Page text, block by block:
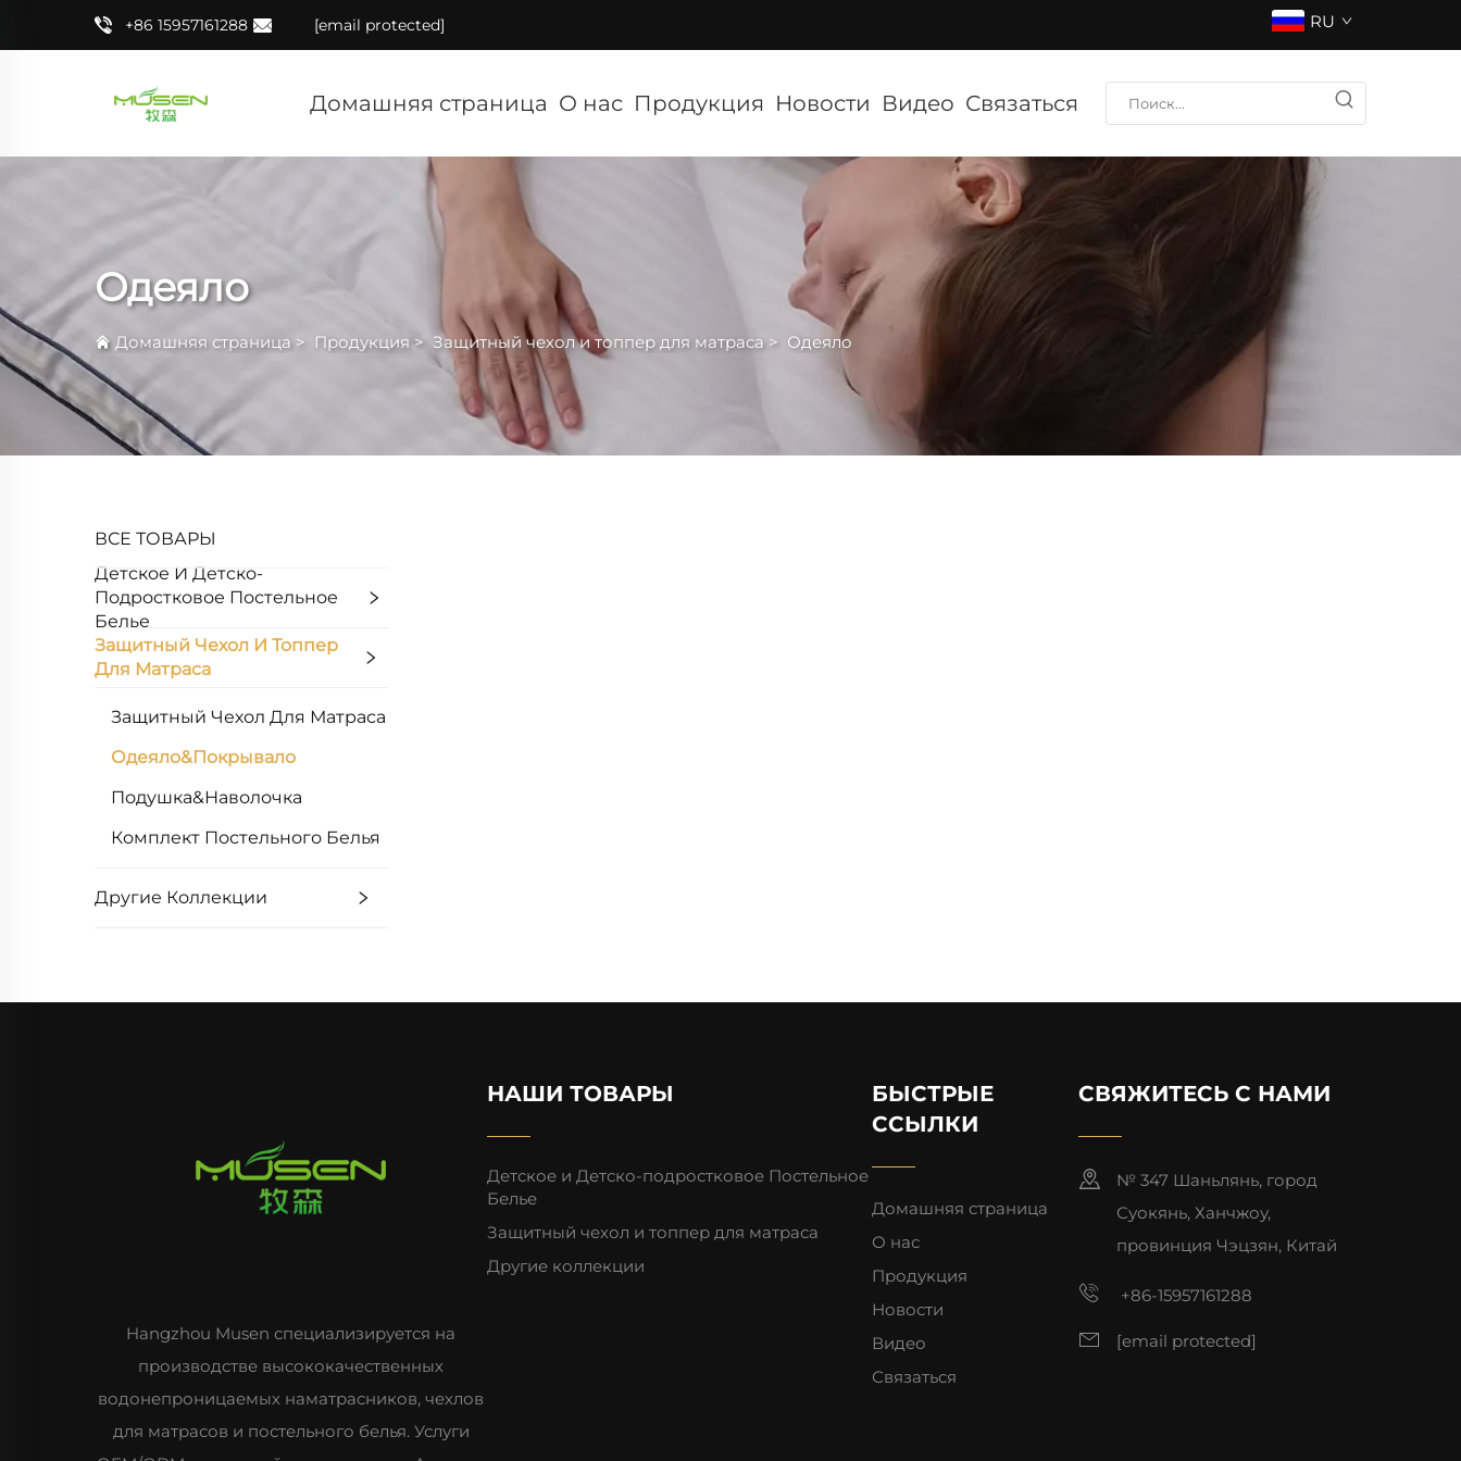
+86 15957161288 [email protected] RU
Домашняя страница О нас Продукция Новости Видео Связаться
Одеяло
Домашняя страница > Продукция > Защитный чехол и топпер для матраса> Одеяло
ВСЕ ТОВАРЫ
Детское И Детско-
Подростковое Постельное
Белье
Защитный Чехол И Топпер
Для Матраса
Защитный Чехол Для Матраса
Одеяло&Покрывало
Подушка&Наволочка
Комплект Постельного Белья
Другие Коллекции
Hangzhou Musen специализируется на
производстве высококачественных
водонепроницаемых наматрасников, чехлов
для матрасов и постельного белья. Услуги
НАШИ ТОВАРЫ
Детское и Детско-подростковое Постельное
Белье
Защитный чехол и топпер для матраса
Другие коллекции
БЫСТРЫЕ
ССЫЛКИ
Домашняя страница
О нас
Продукция
Новости
Видео
Связаться
СВЯЖИТЕСЬ С НАМИ
№ 347 Шаньлянь, город
Суокянь, Ханчжоу,
провинция Чэцзян, Китай
+86-15957161288
[email protected]